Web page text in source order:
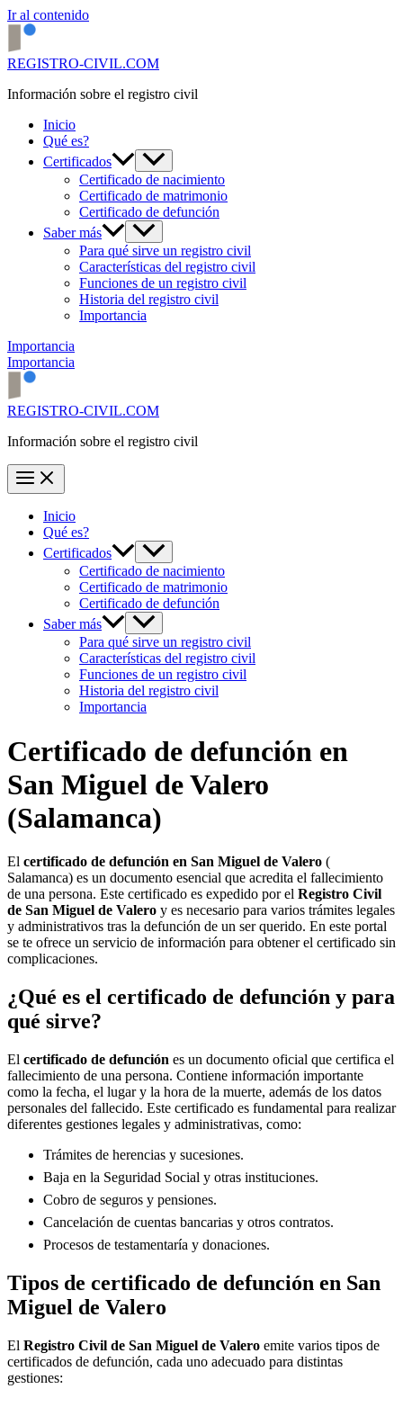
Ir al contenido
REGISTRO-CIVIL.COM
Información sobre el registro civil
Inicio
Qué es?
Certificados
Certificado de nacimiento
Certificado de matrimonio
Certificado de defunción
Saber más
Para qué sirve un registro civil
Características del registro civil
Funciones de un registro civil
Historia del registro civil
Importancia
Importancia
Importancia
REGISTRO-CIVIL.COM
Información sobre el registro civil
Inicio
Qué es?
Certificados
Certificado de nacimiento
Certificado de matrimonio
Certificado de defunción
Saber más
Para qué sirve un registro civil
Características del registro civil
Funciones de un registro civil
Historia del registro civil
Importancia
Certificado de defunción en
San Miguel de Valero
(Salamanca)
El certificado de defunción en San Miguel de Valero (
Salamanca) es un documento esencial que acredita el fallecimiento
de una persona. Este certificado es expedido por el Registro Civil
de San Miguel de Valero y es necesario para varios trámites legales
y administrativos tras la defunción de un ser querido. En este portal
se te ofrece un servicio de información para obtener el certificado sin
complicaciones.
¿Qué es el certificado de defunción y para
qué sirve?
El certificado de defunción es un documento oficial que certifica el
fallecimiento de una persona. Contiene información importante
como la fecha, el lugar y la hora de la muerte, además de los datos
personales del fallecido. Este certificado es fundamental para realizar
diferentes gestiones legales y administrativas, como:
Trámites de herencias y sucesiones.
Baja en la Seguridad Social y otras instituciones.
Cobro de seguros y pensiones.
Cancelación de cuentas bancarias y otros contratos.
Procesos de testamentaría y donaciones.
Tipos de certificado de defunción en San
Miguel de Valero
El Registro Civil de San Miguel de Valero emite varios tipos de
certificados de defunción, cada uno adecuado para distintas
gestiones: